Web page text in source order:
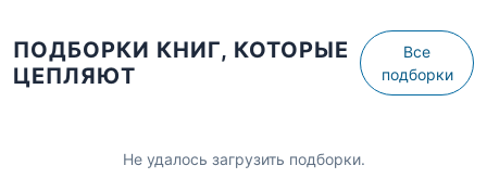
ПОДБОРКИ КНИГ, КОТОРЫЕ
ЦЕПЛЯЮТ
Все
подборки
Не удалось загрузить подборки.